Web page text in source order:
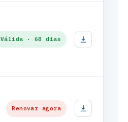
Válida · 68 dias
Renovar agora